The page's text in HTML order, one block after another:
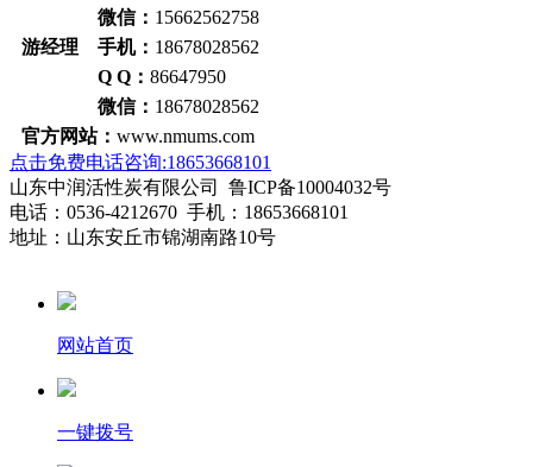
微信： 15662562758
游经理 手机： 18678028562
Q Q： 86647950
微信： 18678028562
官方网站： www.nmums.com
点击免费电话咨询:18653668101
山东中润活性炭有限公司 鲁ICP备10004032号
电话：0536-4212670 手机：18653668101
地址：山东安丘市锦湖南路10号
网站首页
一键拨号